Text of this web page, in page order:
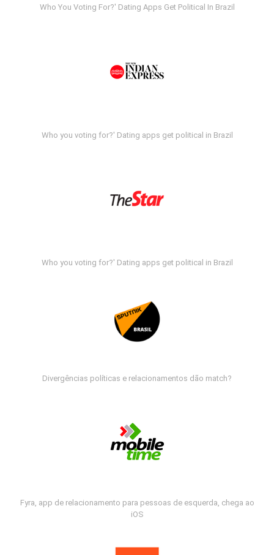
Who You Voting For?' Dating Apps Get Political In Brazil
Who you voting for?' Dating apps get political in Brazil
Who you voting for?' Dating apps get political in Brazil
Divergências políticas e relacionamentos dão match?
Fyra, app de relacionamento para pessoas de esquerda, chega ao
iOS